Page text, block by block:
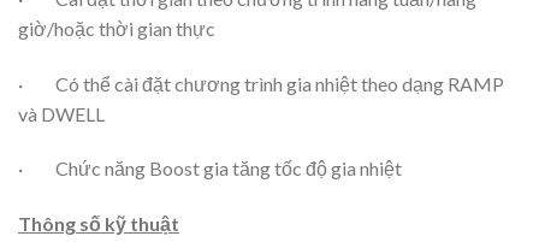
giờ/hoặc thời gian thực
· Có thể cài đặt chương trình gia nhiệt theo dạng RAMP
và DWELL
· Chức năng Boost gia tăng tốc độ gia nhiệt
Thông số kỹ thuật